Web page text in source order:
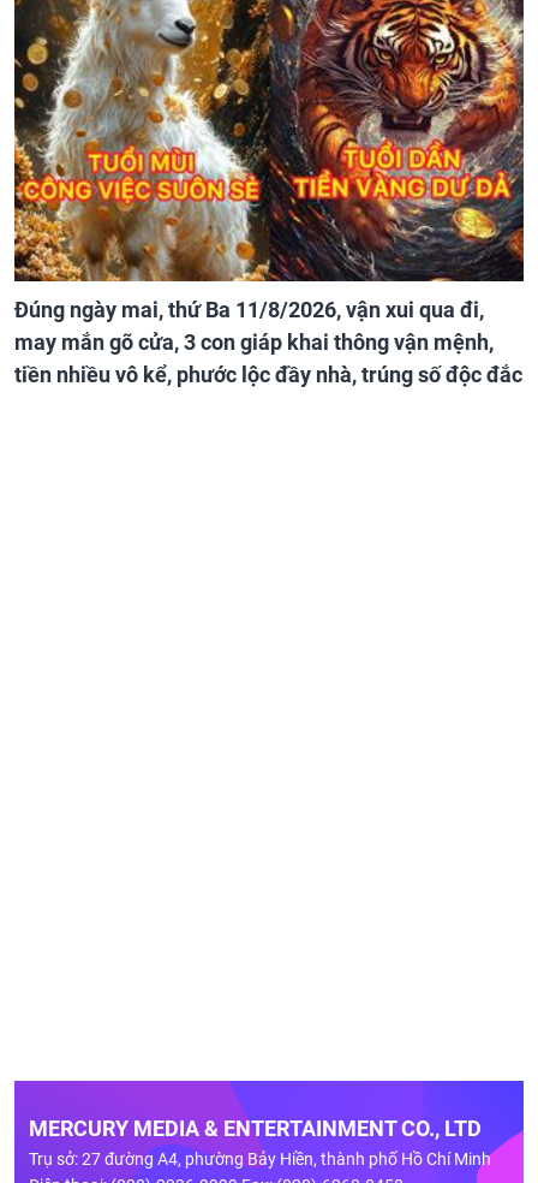
Đúng ngày mai, thứ Ba 11/8/2026, vận xui qua đi,
may mắn gõ cửa, 3 con giáp khai thông vận mệnh,
tiền nhiều vô kể, phước lộc đầy nhà, trúng số độc đắc
MERCURY MEDIA & ENTERTAINMENT CO., LTD
Trụ sở: 27 đường A4, phường Bảy Hiền, thành phố Hồ Chí Minh